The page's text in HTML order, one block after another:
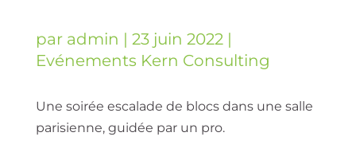
par admin | 23 juin 2022|
Evénements Kern Consulting
Une soirée escalade de blocs dans une salle
parisienne, guidée par un pro.